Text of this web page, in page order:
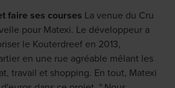
faire ses courses La venue du Cru
pour Matexi. Le développeur a
le Kouterdreef en 2013,
en une rue agréable mêlant les
travail et shopping. En tout, Matexi